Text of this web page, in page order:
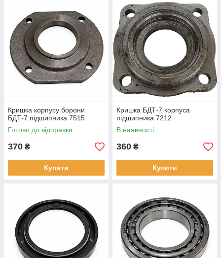
Кришка корпусу борони
БДТ-7 підшипника 7515
Готово до відправки
370 ₴
Купити
Кришка БДТ-7 корпуса
підшипника 7212
В наявності
360 ₴
Купити